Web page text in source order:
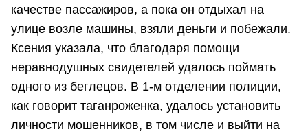
качестве пассажиров, а пока он отдыхал на
улице возле машины, взяли деньги и побежали.
Ксения указала, что благодаря помощи
неравнодушных свидетелей удалось поймать
одного из беглецов. В 1-м отделении полиции,
как говорит таганроженка, удалось установить
личности мошенников, в том числе и выйти на